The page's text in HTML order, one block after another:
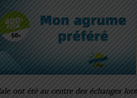
ont été au centre des échanges lors